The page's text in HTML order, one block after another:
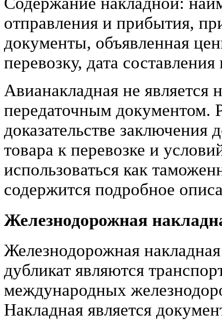
отправления и прибытия,
документы, объявленная
перевозку, дата
Авианакладная не является
передаточным документом.
доказательстве заключения
товара к перевозке и
использоваться как
содержится подробное
Железнодорожная
Железнодорожная
дубликат являются
международных
Накладная является